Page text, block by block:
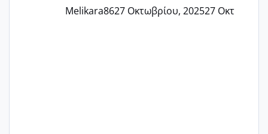
Melikara8627 Οκτωβρίου, 202527 Οκτ